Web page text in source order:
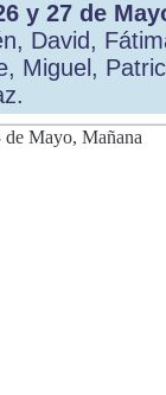
y 27 de
David,
Miguel,